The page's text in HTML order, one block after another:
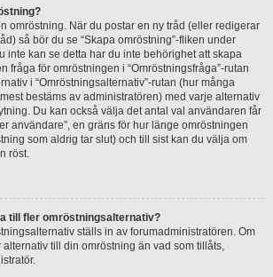
omröstning. När du postar en ny tråd (eller redigerar
så bör du se “Skapa omröstning”-fliken under
inte kan se detta har du inte behörighet att skapa
fråga för omröstningen i “Omröstningsfråga”-rutan
i “Omröstningsalternativ”-rutan (hur många
bestäms av administratören) med varje alternativ
Du kan också välja det antal val användaren får
användare”, en gräns för hur länge omröstningen
som aldrig tar slut) och till sist kan du välja om
röst.
till fler omröstningsalternativ?
ställs in av forumadministratören. Om
till din omröstning än vad som tillåts,